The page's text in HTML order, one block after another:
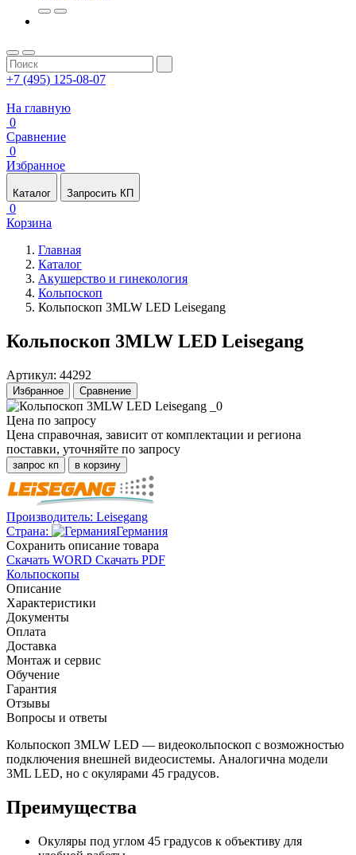
+7 (495) 125-08-07
На главную
0
Сравнение
0
Избранное
Каталог Запросить КП
0
Корзина
Главная
Каталог
Акушерство и гинекология
Кольпоскоп
Кольпоскоп 3MLW LED Leisegang
Кольпоскоп 3MLW LED Leisegang
Артикул: 44292
Избранное Сравнение
Цена по запросу
Цена справочная, зависит от комплектации и региона
поставки, уточняйте по запросу
запрос кп в корзину
Производитель: Leisegang
Страна:
Германия
Cохранить описание товара
Скачать WORD Скачать PDF
Кольпоскопы
Описание
Характеристики
Документы
Оплата
Доставка
Монтаж и сервис
Обучение
Гарантия
Отзывы
Вопросы и ответы
Кольпоскоп 3MLW LED — видеокольпоскоп с возможностью
подключения внешней видеосистемы. Аналогична модели
3ML LED, но с окулярами 45 градусов.
Преимущества
Окуляры под углом 45 градусов к объективу для